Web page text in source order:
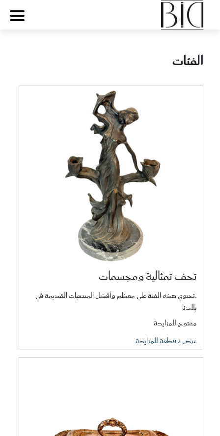
الفئات
تحف تمثالية ومجسمات
.تحتوي هذه الفئة على معظم وأفضل المنتخبات القديمة في
بلادنا
مفتوح للمزايدة
عرض 2 قطعة للمزايدة